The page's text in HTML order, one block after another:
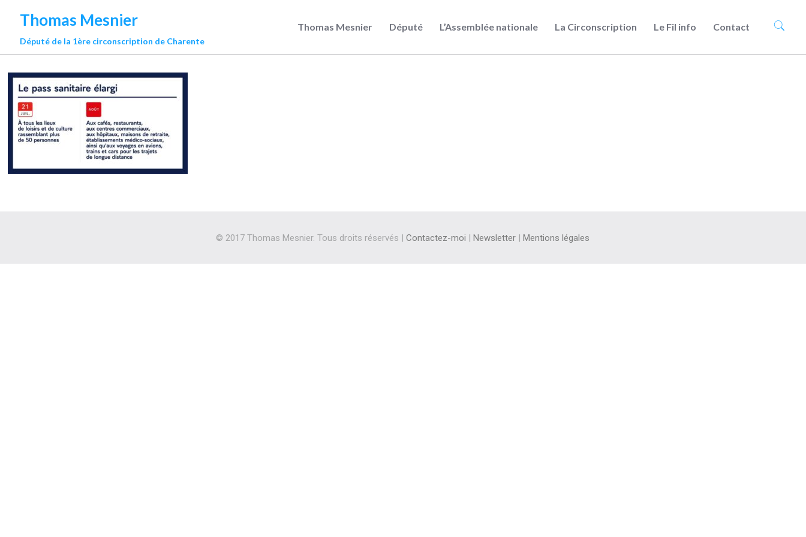
Thomas Mesnier
Député de la 1ère circonscription de Charente
Thomas Mesnier Député L’Assemblée nationale La Circonscription Le Fil info Contact
© 2017 Thomas Mesnier. Tous droits réservés |Contactez-moi |Newsletter |Mentions légales